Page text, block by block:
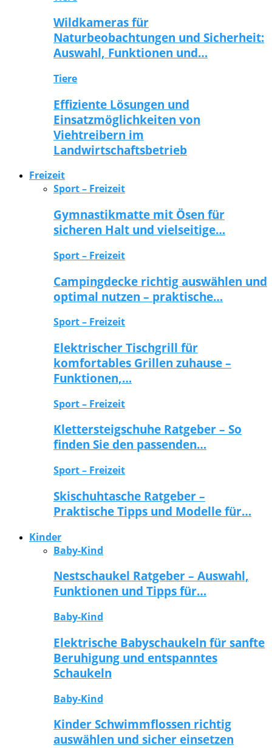
Wildkameras für
Naturbeobachtungen und Sicherheit:
Auswahl, Funktionen und…
Tiere
Effiziente Lösungen und
Einsatzmöglichkeiten von
Viehtreibern im
Landwirtschaftsbetrieb
Freizeit
Sport – Freizeit
Gymnastikmatte mit Ösen für
sicheren Halt und vielseitige…
Sport – Freizeit
Campingdecke richtig auswählen und
optimal nutzen – praktische…
Sport – Freizeit
Elektrischer Tischgrill für
komfortables Grillen zuhause –
Funktionen,…
Sport – Freizeit
Klettersteigschuhe Ratgeber – So
finden Sie den passenden…
Sport – Freizeit
Skischuhtasche Ratgeber –
Praktische Tipps und Modelle für…
Kinder
Baby-Kind
Nestschaukel Ratgeber – Auswahl,
Funktionen und Tipps für…
Baby-Kind
Elektrische Babyschaukeln für sanfte
Beruhigung und entspanntes
Schaukeln
Baby-Kind
Kinder Schwimmflossen richtig
auswählen und sicher einsetzen